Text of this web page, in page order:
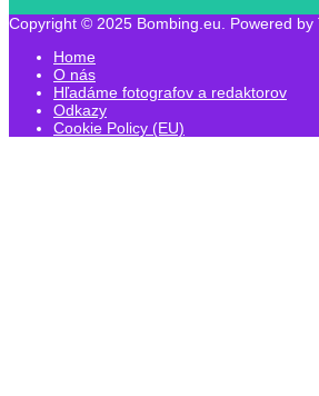
Copyright © 2025 Bombing.eu. Powered by
Home
O nás
Hľadáme fotografov a redaktorov
Odkazy
Cookie Policy (EU)